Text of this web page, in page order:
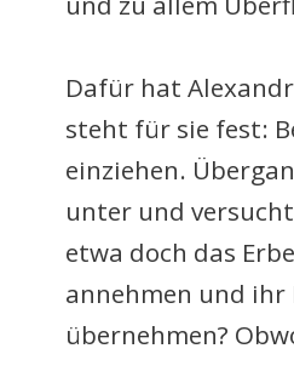
Dafür hat
steht für sie fest:
einziehen.
unter und
etwa doch das
annehmen und ihr
übernehmen?